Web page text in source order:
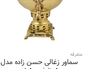
متفرقه
سماور زغالی حسن زاده مدل